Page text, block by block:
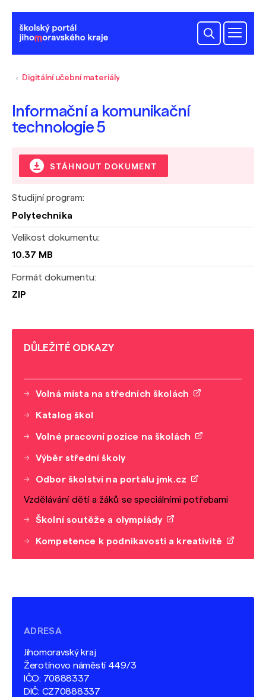
Digitální učební materiály
Informační a komunikační
technologie 5
STÁHNOUT DOKUMENT
Studijní program:
Polytechnika
Velikost dokumentu:
10.37 MB
Formát dokumentu:
ZIP
DŮLEŽITÉ ODKAZY
Volná místa na středních školách
Katalog škol
Volné pracovní pozice na školách
Výběr střední školy
Odbor školství na portálu jmk.cz
Vzdělávání dětí a žáků se speciálními potřebami
Školní soutěže a olympiády
Kompetence k podnikavosti a kreativitě
ADRESA
Jihomoravský kraj
Žerotínovo náměstí 449/3
IČO: 70888337
DIČ: CZ70888337